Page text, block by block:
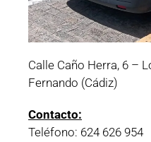
Calle Caño Herra, 6 –
Fernando (Cádiz)
Contacto:
Teléfono: 624 626 954